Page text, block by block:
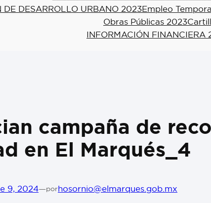
DE DESARROLLO URBANO 2023Empleo
Obras Públicas 2023
INFORMACIÓN FINANCIERA
campaña de
en El Marqués_4
9, 2024—porhosornio@elmarques.gob.mx